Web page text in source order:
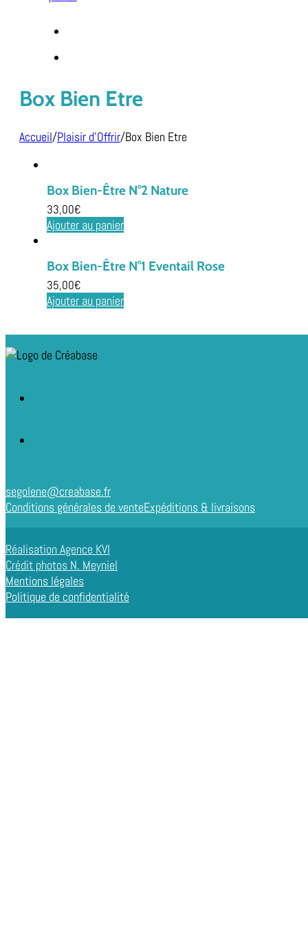
Box Bien Etre
Accueil/Plaisir d'Offrir/Box Bien Etre
Box Bien-Être N°2 Nature
33,00€
Ajouter au panier
Box Bien-Être N°1 Eventail Rose
35,00€
Ajouter au panier
segolene@creabase.fr
Conditions générales de venteExpéditions & livraisons
Réalisation Agence KVI
Crédit photos N. Meyniel
Mentions légales
Politique de confidentialité